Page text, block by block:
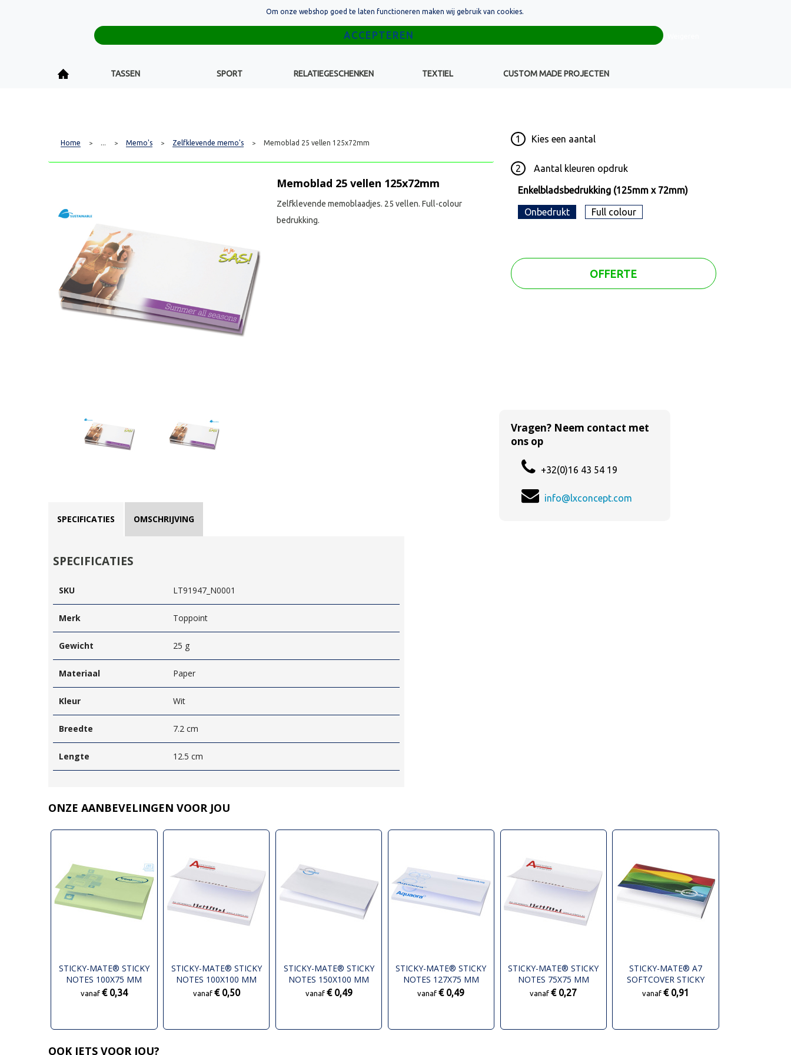
+32(0)16 43 54 19
TASSEN SPORT RELATIEGESCHENKEN TEXTIEL CUSTOM MADE PROJECTEN
Home > ... > Memo's > Zelfklevende memo's > Memoblad 25 vellen 125x72mm 1 Kies een aantal
2 Aantal kleuren opdruk
Enkelbladsbedrukking (125mm x 72mm)
Onbedrukt Full colour
OFFERTE
Memoblad 25 vellen 125x72mm
Zelfklevende memoblaadjes. 25 vellen. Full-colour
bedrukking.
SPECIFICATIES OMSCHRIJVING
SPECIFICATIES
SKU LT91947_N0001
Merk Toppoint
Gewicht 25 g
Materiaal Paper
Kleur Wit
Breedte 7.2 cm
Lengte 12.5 cm
Vragen? Neem contact met
ons op
+32(0)16 43 54 19
info@lxconcept.com
ONZE AANBEVELINGEN VOOR JOU
STICKY-MATE® STICKY
NOTES 100X75 MM
vanaf € 0,34
STICKY-MATE® STICKY
NOTES 100X100 MM
vanaf € 0,50
STICKY-MATE® STICKY
NOTES 150X100 MM
vanaf € 0,49
STICKY-MATE® STICKY
NOTES 127X75 MM
vanaf€ 0,49
STICKY-MATE® STICKY
NOTES 75X75 MM
vanaf€ 0,27
STICKY-MATE® A7
SOFTCOVER STICKY
NOTES 100X75MM
vanaf€ 0,91
OOK IETS VOOR JOU?
Om onze webshop goed te laten functioneren maken wij gebruik van cookies.